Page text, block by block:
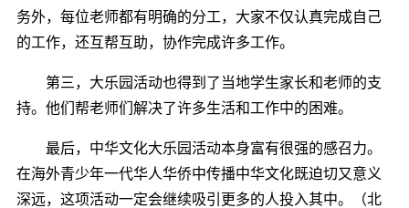
务外，每位老师都有明确的分工，大家不仅认真完成自己
的工作，还互帮互助，协作完成许多工作。
第三，大乐园活动也得到了当地学生家长和老师的支
持。他们帮老师们解决了许多生活和工作中的困难。
最后，中华文化大乐园活动本身富有很强的感召力。
在海外青少年一代华人华侨中传播中华文化既迫切又意义
深远，这项活动一定会继续吸引更多的人投入其中。（北